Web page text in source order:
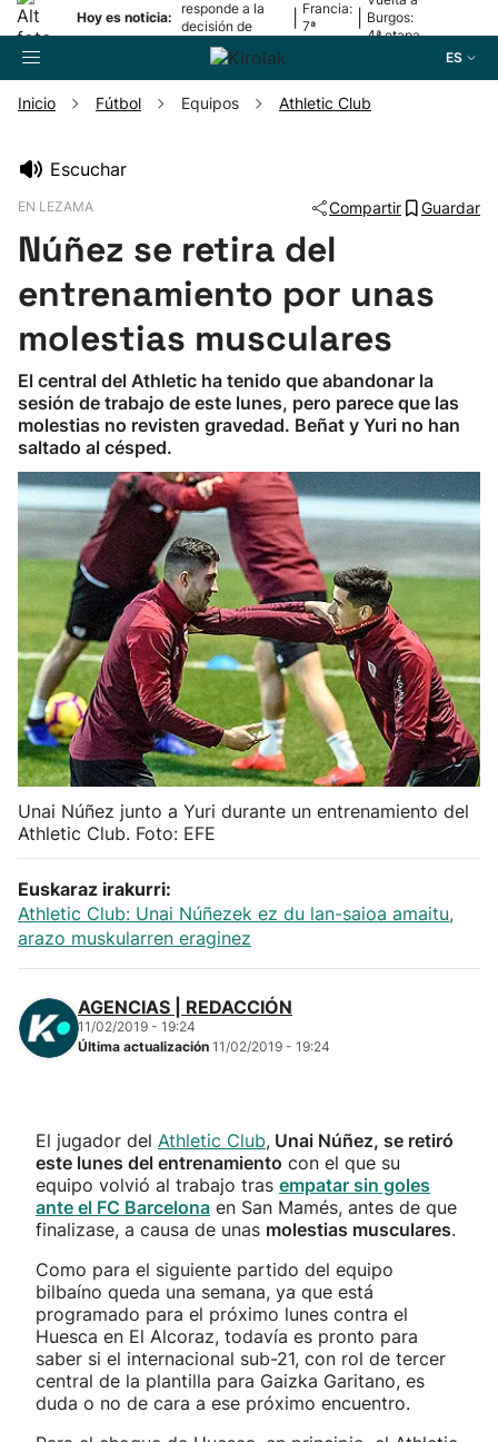
Hoy es noticia:
responde a la
decisión de
Oriamendi
Francia:
7ª
Burgos:
4ª etapa
ES
Pelota
Remo
Baloncesto
Ciclismo
Herri-kirolak
Balonmano
Kirolak 360
Atletismo
Carreras de montaña
Más deportes
"Helmuga"
Inicio Fútbol Equipos Athletic Club
Escuchar
EN LEZAMA Compartir Guardar
Núñez se retira del
entrenamiento por unas
molestias musculares
El central del Athletic ha tenido que abandonar la
sesión de trabajo de este lunes, pero parece que las
molestias no revisten gravedad. Beñat y Yuri no han
saltado al césped.
Unai Núñez junto a Yuri durante un entrenamiento del
Athletic Club. Foto: EFE
Euskaraz irakurri:
Athletic Club: Unai Núñezek ez du lan-saioa amaitu,
arazo muskularren eraginez
AGENCIAS | REDACCIÓN
11/02/2019 - 19:24
Última actualización 11/02/2019 - 19:24
El jugador del Athletic Club, Unai Núñez, se retiró
este lunes del entrenamiento con el que su
equipo volvió al trabajo tras empatar sin goles
ante el FC Barcelona en San Mamés, antes de que
finalizase, a causa de unas molestias musculares.
Como para el siguiente partido del equipo
bilbaíno queda una semana, ya que está
programado para el próximo lunes contra el
Huesca en El Alcoraz, todavía es pronto para
saber si el internacional sub-21, con rol de tercer
central de la plantilla para Gaizka Garitano, es
duda o no de cara a ese próximo encuentro.